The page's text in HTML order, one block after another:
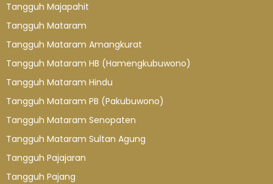
Tangguh Majapahit
Tangguh Mataram
Tangguh Mataram Amangkurat
Tangguh Mataram HB (Hamengkubuwono)
Tangguh Mataram Hindu
Tangguh Mataram PB (Pakubuwono)
Tangguh Mataram Senopaten
Tangguh Mataram Sultan Agung
Tangguh Pajajaran
Tangguh Pajang